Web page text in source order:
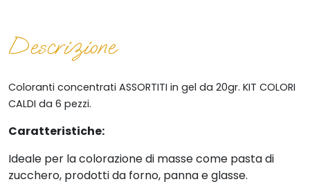
Descrizione
Coloranti concentrati ASSORTITI in gel da 20gr. KIT COLORI
CALDI da 6 pezzi.
Caratteristiche:
Ideale per la colorazione di masse come pasta di
zucchero, prodotti da forno, panna e glasse.